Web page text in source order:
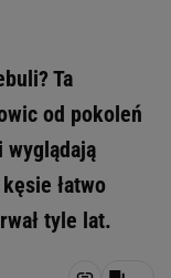
Ta
od pokoleń
wyglądają
łatwo
tyle lat.